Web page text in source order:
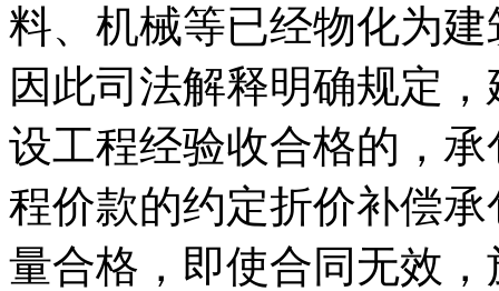
料、机械等已经物化为
因此司法解释明确规定
设工程经验收合格的，
程价款的约定折价补偿
量合格，即使合同无效